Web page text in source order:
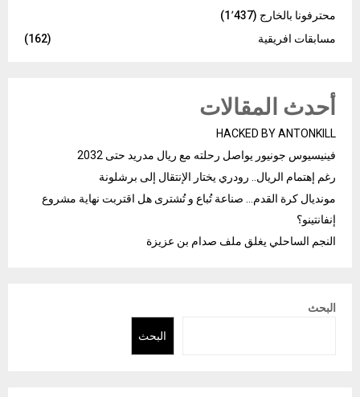
محترفونا بالخارج (1٬437)
مسابقات افريقية
(162)
أحدث المقالات
HACKED BY ANTONKILL
فينيسيوس جونيور يواصل رحلته مع ريال مدريد حتى 2032
رغم إهتمام الريال.. رودري يختار الإنتقال إلى برشلونة
مونديال كرة القدم… صناعة تُباع و تُشترى هل اقتربت نهاية مشروع
إنفانتينو؟
النجم الساحلي يغلق ملف صدام بن عزيزة
البحث
البحث